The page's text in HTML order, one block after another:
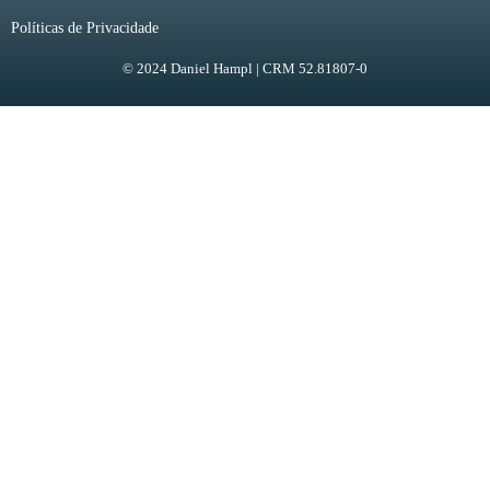
Políticas de Privacidade
© 2024 Daniel Hampl | CRM 52.81807-0